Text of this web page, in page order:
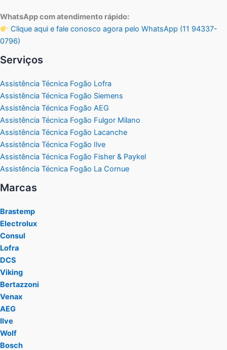
WhatsApp com atendimento rápido:
Clique aqui e fale conosco agora pelo WhatsApp (11 94337-
0796)
Serviços
Assistência Técnica Fogão Lofra
Assistência Técnica Fogão Siemens
Assistência Técnica Fogão AEG
Assistência Técnica Fogão Fulgor Milano
Assistência Técnica Fogão Lacanche
Assistência Técnica Fogão Ilve
Assistência Técnica Fogão Fisher & Paykel
Assistência Técnica Fogão La Cornue
Marcas
Brastemp
Electrolux
Consul
Lofra
DCS
Viking
Bertazzoni
Venax
AEG
Ilve
Wolf
Bosch